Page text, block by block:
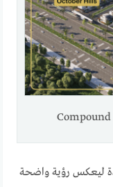
ليعكس رؤية واضحة